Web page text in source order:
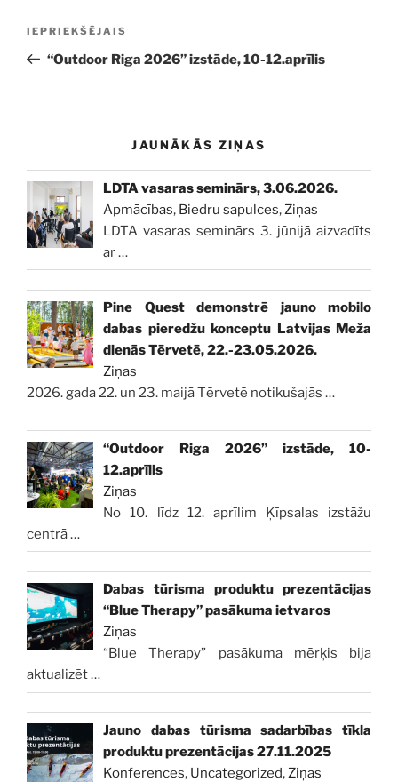
Iepriekšējā
ziņa:
IEPRIEKŠĒJAIS
“Outdoor Riga 2026” izstāde, 10-12.aprīlis
JAUNĀKĀS ZIŅAS
LDTA vasaras seminārs, 3.06.2026.
Apmācības, Biedru sapulces, Ziņas
LDTA vasaras seminārs 3. jūnijā aizvadīts
ar…
Pine Quest demonstrē jauno mobilo
dabas pieredžu konceptu Latvijas Meža
dienās Tērvetē, 22.-23.05.2026.
Ziņas
2026. gada 22. un 23. maijā Tērvetē notikušajās …
“Outdoor Riga 2026” izstāde, 10-
12.aprīlis
Ziņas
No 10. līdz 12. aprīlim Ķīpsalas izstāžu
centrā…
Dabas tūrisma produktu prezentācijas
“Blue Therapy” pasākuma ietvaros
Ziņas
“Blue Therapy” pasākuma mērķis bija
aktualizēt…
Jauno dabas tūrisma sadarbības tīkla
produktu prezentācijas 27.11.2025
Konferences, Uncategorized, Ziņas